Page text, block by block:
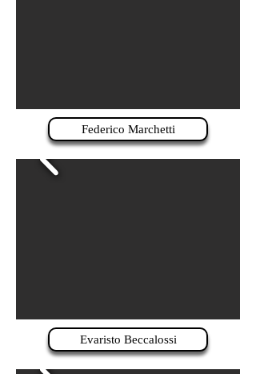
Federico Marchetti
Evaristo Beccalossi